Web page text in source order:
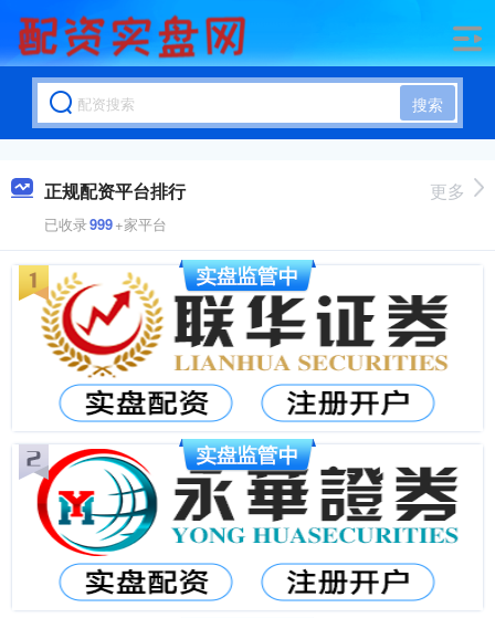
搜索
正规配资平台排行
已收录999+家平台
更多